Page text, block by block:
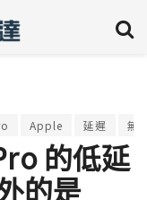
Apple 延遲 無
的低延
的是